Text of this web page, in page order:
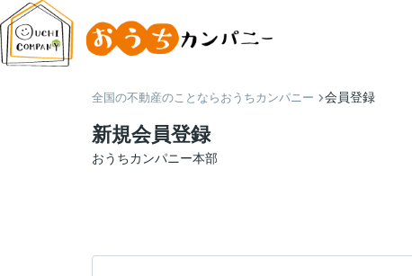
全国の不動産のことならおうちカンパニー 会員登録
新規会員登録
おうちカンパニー本部